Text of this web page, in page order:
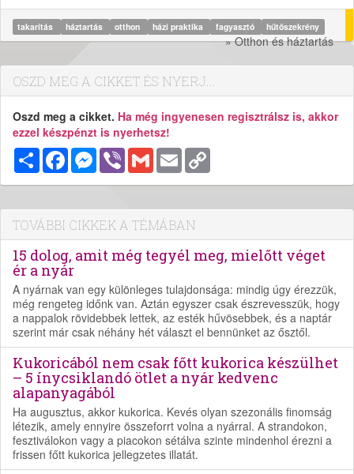
takarítás háztartás otthon házi praktika fagyasztó hűtőszekrény
» Otthon és háztartás
OSZD MEG A CIKKET ÉS NYERJ...
Oszd meg a cikket. Ha még ingyenesen regisztrálsz is, akkor
ezzel készpénzt is nyerhetsz!
MegosztásFacebookMessenger
Viber Gmail Email
TOVÁBBI CIKKEK A TÉMÁBAN
15 dolog, amit még tegyél meg, mielőtt véget
ér a nyár
A nyárnak van egy különleges tulajdonsága: mindig úgy érezzük,
még rengeteg időnk van. Aztán egyszer csak észrevesszük, hogy
a nappalok rövidebbek lettek, az esték hűvösebbek, és a naptár
szerint már csak néhány hét választ el bennünket az ősztől.
Kukoricából nem csak főtt kukorica készülhet
– 5 ínycsiklandó ötlet a nyár kedvenc
alapanyagából
Ha augusztus, akkor kukorica. Kevés olyan szezonális finomság
létezik, amely ennyire összeforrt volna a nyárral. A strandokon,
fesztiválokon vagy a piacokon sétálva szinte mindenhol érezni a
frissen főtt kukorica jellegzetes illatát.